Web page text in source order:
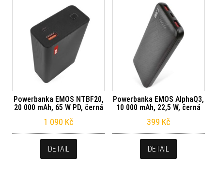
Powerbanka EMOS NTBF20,
20 000 mAh, 65 W PD, černá
1 090 Kč
DETAIL
Powerbanka EMOS AlphaQ3,
10 000 mAh, 22,5 W, černá
399 Kč
DETAIL